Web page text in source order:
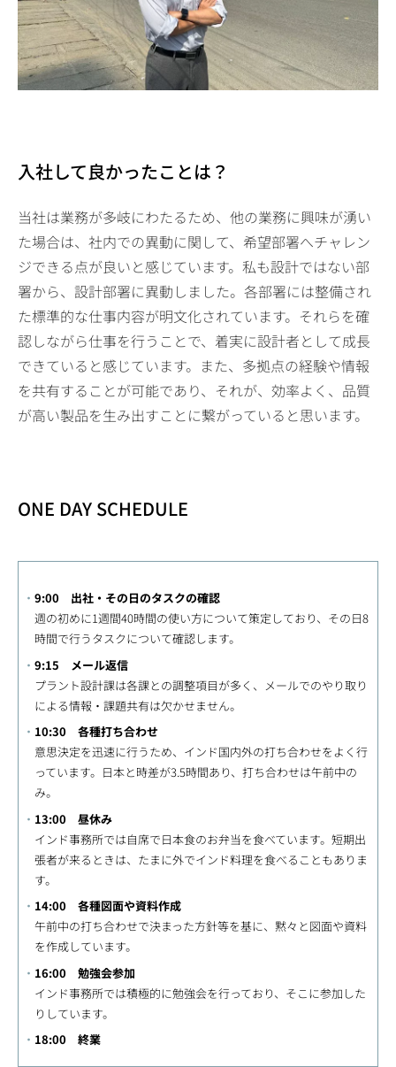
入社して良かったことは？
当社は業務が多岐にわたるため、他の業務に興味が湧い
た場合は、社内での異動に関して、希望部署へチャレン
ジできる点が良いと感じています。私も設計ではない部
署から、設計部署に異動しました。各部署には整備され
た標準的な仕事内容が明文化されています。それらを確
認しながら仕事を行うことで、着実に設計者として成長
できていると感じています。また、多拠点の経験や情報
を共有することが可能であり、それが、効率よく、品質
が高い製品を生み出すことに繋がっていると思います。
ONE DAY SCHEDULE
9:00 出社・その日のタスクの確認
週の初めに1週間40時間の使い方について策定しており、その日8
時間で行うタスクについて確認します。
9:15 メール返信
プラント設計課は各課との調整項目が多く、メールでのやり取り
による情報・課題共有は欠かせません。
10:30 各種打ち合わせ
意思決定を迅速に行うため、インド国内外の打ち合わせをよく行
っています。日本と時差が3.5時間あり、打ち合わせは午前中の
み。
13:00 昼休み
インド事務所では自席で日本食のお弁当を食べています。短期出
張者が来るときは、たまに外でインド料理を食べることもありま
す。
14:00 各種図面や資料作成
午前中の打ち合わせで決まった方針等を基に、黙々と図面や資料
を作成しています。
16:00 勉強会参加
インド事務所では積極的に勉強会を行っており、そこに参加した
りしています。
18:00 終業